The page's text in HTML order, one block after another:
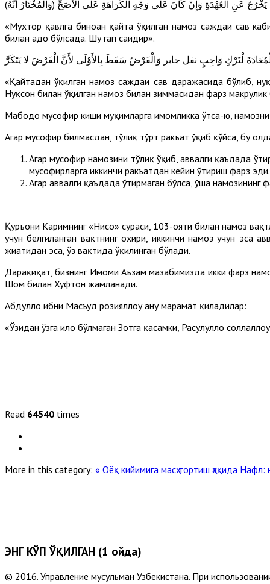
«Мухтор қавлга биноан қайта ўқилган намоз саждаи саҳв
билан адо бўлсада. Шу гап саҳиҳдир».
«Қайтадан ўқилган намоз саждаи саҳв даражасида бўлиб,
Нуқсон билан ўқилган намоз билан зиммасидан фарз
Мабодо мусофир киши муқимларга имомликка ўтса-ю,
Агар мусофир билмасдан, тўлиқ тўрт ракъат ўқиб қўйса, бу
Агар мусофир намозини тўлиқ ўқиб, аввалги қаъдада
мусофирларга иккинчи ракъатдан кейин ўтириш фарз эди.
Агар аввалги қаъдада ўтирмаган бўлса, ўша
Қуръони Каримнинг «Нисо» сураси, 103-ояти билан намоз
учун белгиланган вақтнинг охири, иккинчи намоз учун эса
жиҳатидан эса, ўз вақтида ўқилинган бўлади.
Дарҳақиқат, бизнинг Имоми Аъзам мазҳабимизда икки фарз
Шом билан Хуфтон жамланади.
Абдуллоҳ ибни Масъуд розияллоҳу анҳу марҳамат қиладилар:
«Ўзидан ўзга илоҳ бўлмаган Зотга қасамки, Расулуллоҳ
Read 64540 times
More in this category: « Оёқ кийимига масҳ тортиш ҳақида Нафл:
ЭНГ КЎП ЎҚИЛГАН (1 ойда)
© 2016. Управление мусульман Узбекистана. При